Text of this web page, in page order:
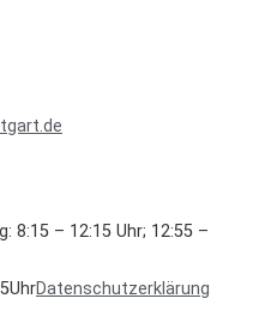
8:15 – 12:15 Uhr; 12:55 –
Datenschutzerklärung